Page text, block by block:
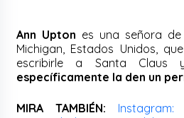
Ann Upton es una señora
Michigan, Estados Unidos,
escribirle a Santa Claus
específicamente la den un
MIRA TAMBIÉN: